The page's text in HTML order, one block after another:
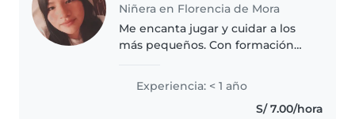
Niñera en Florencia de Mora
Me encanta jugar y cuidar a los
más pequeños. Con formación
para hacer el día más divertido.
Cocino, ayudo con la tarea..
Experiencia: < 1 año
S/ 7.00/hora